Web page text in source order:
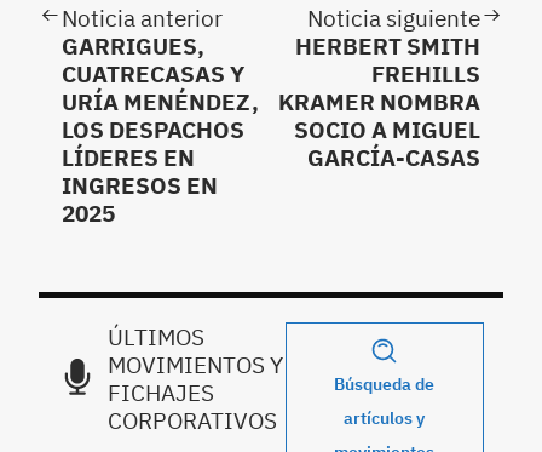
Noticia anterior
GARRIGUES,
CUATRECASAS Y
URÍA MENÉNDEZ,
LOS DESPACHOS
LÍDERES EN
INGRESOS EN
2025
Noticia siguiente
HERBERT SMITH
FREHILLS
KRAMER NOMBRA
SOCIO A MIGUEL
GARCÍA-CASAS
ÚLTIMOS
MOVIMIENTOS Y
FICHAJES
CORPORATIVOS
Búsqueda de
artículos y